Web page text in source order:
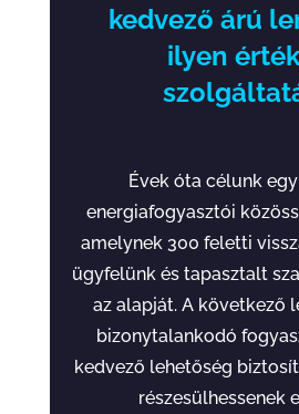
kedvező árú
ilyen
Évek óta célunk
energiafogyasztói
amelynek 300 feletti
ügyfelünk és tapasztalt
az alapját. A következő
bizonytalankodó
kedvező lehetőség
részesülhessenek